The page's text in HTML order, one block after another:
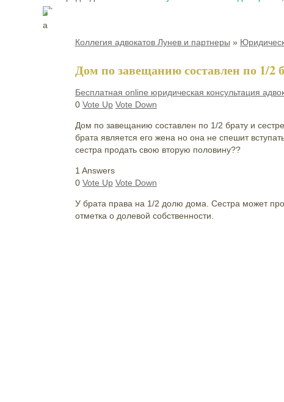
Коллегия адвокатов Лунев и партнеры »
Дом по завещанию составлен по 1/2
Бесплатная online юридическая консультация
0 Vote Up Vote Down
Дом по завещанию составлен по 1/2 брату и
брата является его жена но она не спешит
сестра продать свою вторую половину??
1 Answers
0 Vote Up Vote Down
У брата права на 1/2 долю дома. Сестра может
отметка о долевой собственности.